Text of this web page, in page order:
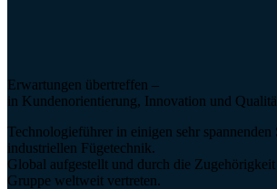
Erwartungen übertreffen –
in Kundenorientierung, Innovation und
Technologieführer in einigen sehr spannenden
industriellen Fügetechnik.
Global aufgestellt und durch die
Gruppe weltweit vertreten.